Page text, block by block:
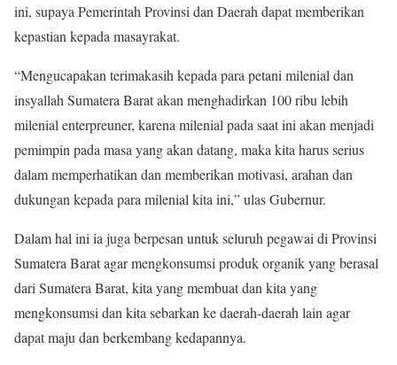
ini, supaya Pemerintah Provinsi dan Daerah dapat memberikan
kepastian kepada masayrakat.
“Mengucapakan terimakasih kepada para petani milenial dan
insyallah Sumatera Barat akan menghadirkan 100 ribu lebih
milenial enterpreuner, karena milenial pada saat ini akan menjadi
pemimpin pada masa yang akan datang, maka kita harus serius
dalam memperhatikan dan memberikan motivasi, arahan dan
dukungan kepada para milenial kita ini,” ulas Gubernur.
Dalam hal ini ia juga berpesan untuk seluruh pegawai di Provinsi
Sumatera Barat agar mengkonsumsi produk organik yang berasal
dari Sumatera Barat, kita yang membuat dan kita yang
mengkonsumsi dan kita sebarkan ke daerah-daerah lain agar
dapat maju dan berkembang kedapannya.